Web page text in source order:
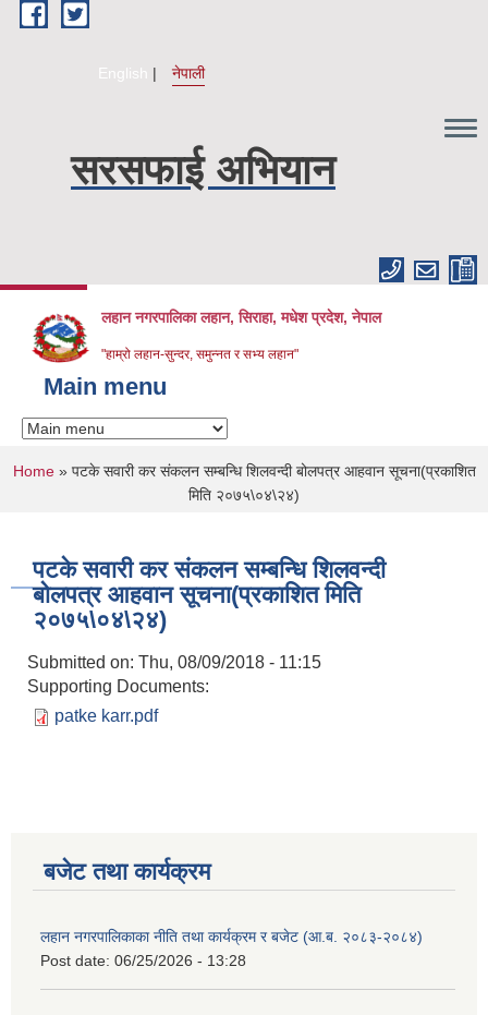
Skip to main content
English नेपाली
सरसफाई अभियान
लहान नगरपालिका लहान, सिराहा, मधेश प्रदेश, नेपाल
"हाम्रो लहान-सुन्दर, समुन्नत र सभ्य लहान"
Main menu
You are here
Home» पटके सवारी कर संकलन सम्बन्धि शिलवन्दी बोलपत्र आहवान सूचना(प्रकाशित
मिति २०७५\०४\२४)
पटके सवारी कर संकलन सम्बन्धि शिलवन्दी
बोलपत्र आहवान सूचना(प्रकाशित मिति
२०७५\०४\२४)
Submitted on: Thu, 08/09/2018 - 11:15
Supporting Documents:
patke karr.pdf
बजेट तथा कार्यक्रम
लहान नगरपालिकाका नीति तथा कार्यक्रम र बजेट (आ.ब. २०८३-२०८४)
Post date: 06/25/2026 - 13:28